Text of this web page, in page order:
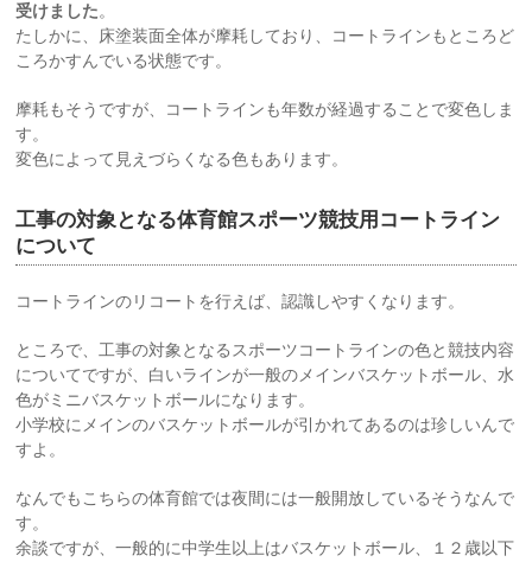
受けました。
たしかに、床塗装面全体が摩耗しており、コートラインもところど
ころかすんでいる状態です。
摩耗もそうですが、コートラインも年数が経過することで変色しま
す。
変色によって見えづらくなる色もあります。
工事の対象となる体育館スポーツ競技用コートライン
について
コートラインのリコートを行えば、認識しやすくなります。
ところで、工事の対象となるスポーツコートラインの色と競技内容
についてですが、白いラインが一般のメインバスケットボール、水
色がミニバスケットボールになります。
小学校にメインのバスケットボールが引かれてあるのは珍しいんで
すよ。
なんでもこちらの体育館では夜間には一般開放しているそうなんで
す。
余談ですが、一般的に中学生以上はバスケットボール、１２歳以下